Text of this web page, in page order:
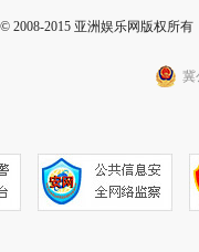
© 2008-2015 亚洲娱乐网版权所
冀